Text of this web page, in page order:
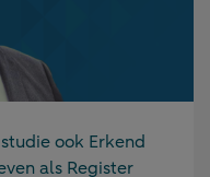
ook Erkend
als Register